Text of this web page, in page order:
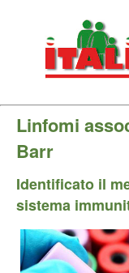
Linfomi
Barr
Identificato il
sistema